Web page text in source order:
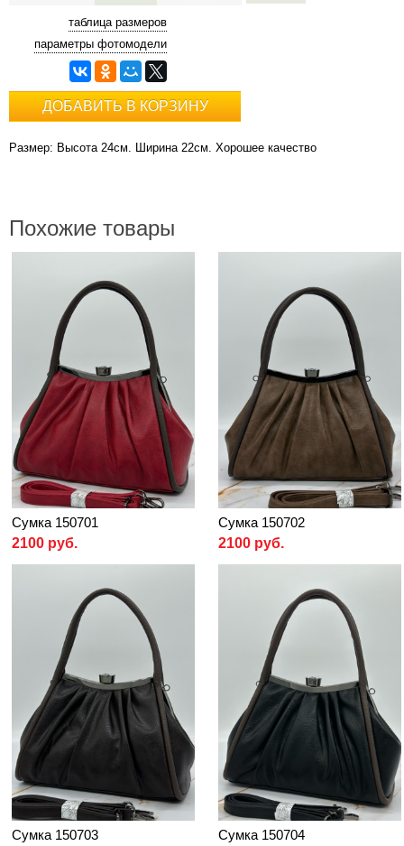
таблица размеров
параметры фотомодели
ДОБАВИТЬ В КОРЗИНУ
Размер: Высота 24см. Ширина 22см. Хорошее качество
Похожие товары
Сумка 150701
2100 руб.
Сумка 150702
2100 руб.
Сумка 150703
Сумка 150704